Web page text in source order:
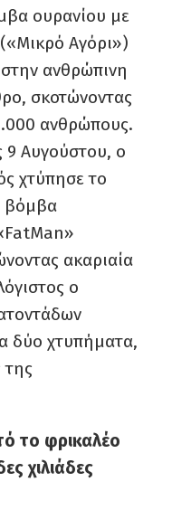
ουρανίου με
Αγόρι»)
ανθρώπινη
σκοτώνοντας
ανθρώπους.
9 Αυγούστου, ο
χτύπησε το
βόμβα
ακαριαία
ο
δύο χτυπήματα,
της
το φρικαλέο
χιλιάδες